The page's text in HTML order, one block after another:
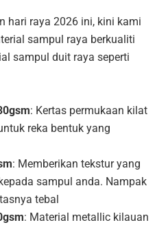
hari raya 2026 ini, kini kami
sampul raya berkualiti
sampul duit raya seperti
: Kertas permukaan kilat
reka bentuk yang
: Memberikan tekstur yang
sampul anda. Nampak
tebal
: Material metallic kilauan